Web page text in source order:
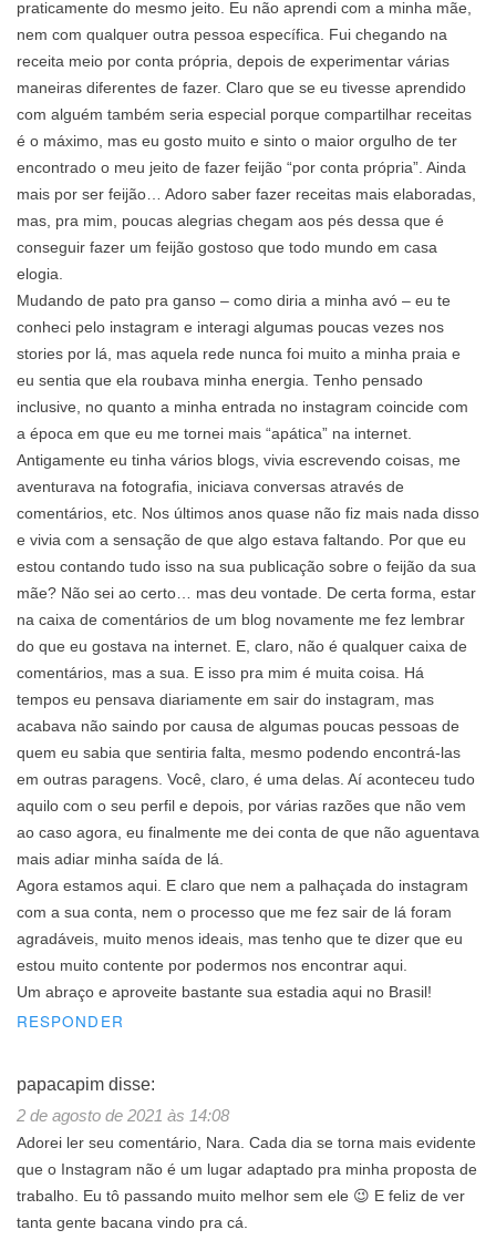
praticamente do mesmo jeito. Eu não aprendi com a minha mãe,
nem com qualquer outra pessoa específica. Fui chegando na
receita meio por conta própria, depois de experimentar várias
maneiras diferentes de fazer. Claro que se eu tivesse aprendido
com alguém também seria especial porque compartilhar receitas
é o máximo, mas eu gosto muito e sinto o maior orgulho de ter
encontrado o meu jeito de fazer feijão “por conta própria”. Ainda
mais por ser feijão… Adoro saber fazer receitas mais elaboradas,
mas, pra mim, poucas alegrias chegam aos pés dessa que é
conseguir fazer um feijão gostoso que todo mundo em casa
elogia.
Mudando de pato pra ganso – como diria a minha avó – eu te
conheci pelo instagram e interagi algumas poucas vezes nos
stories por lá, mas aquela rede nunca foi muito a minha praia e
eu sentia que ela roubava minha energia. Tenho pensado
inclusive, no quanto a minha entrada no instagram coincide com
a época em que eu me tornei mais “apática” na internet.
Antigamente eu tinha vários blogs, vivia escrevendo coisas, me
aventurava na fotografia, iniciava conversas através de
comentários, etc. Nos últimos anos quase não fiz mais nada disso
e vivia com a sensação de que algo estava faltando. Por que eu
estou contando tudo isso na sua publicação sobre o feijão da sua
mãe? Não sei ao certo… mas deu vontade. De certa forma, estar
na caixa de comentários de um blog novamente me fez lembrar
do que eu gostava na internet. E, claro, não é qualquer caixa de
comentários, mas a sua. E isso pra mim é muita coisa. Há
tempos eu pensava diariamente em sair do instagram, mas
acabava não saindo por causa de algumas poucas pessoas de
quem eu sabia que sentiria falta, mesmo podendo encontrá-las
em outras paragens. Você, claro, é uma delas. Aí aconteceu tudo
aquilo com o seu perfil e depois, por várias razões que não vem
ao caso agora, eu finalmente me dei conta de que não aguentava
mais adiar minha saída de lá.
Agora estamos aqui. E claro que nem a palhaçada do instagram
com a sua conta, nem o processo que me fez sair de lá foram
agradáveis, muito menos ideais, mas tenho que te dizer que eu
estou muito contente por podermos nos encontrar aqui.
Um abraço e aproveite bastante sua estadia aqui no Brasil!
RESPONDER
papacapim disse:
2 de agosto de 2021 às 14:08
Adorei ler seu comentário, Nara. Cada dia se torna mais evidente
que o Instagram não é um lugar adaptado pra minha proposta de
trabalho. Eu tô passando muito melhor sem ele 😉 E feliz de ver
tanta gente bacana vindo pra cá.